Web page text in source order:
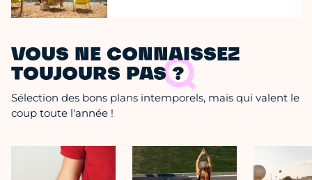
VOUS NE CONNAISSEZ
TOUJOURS PAS ?
Sélection des bons plans intemporels, mais qui valent le
coup toute l'année !